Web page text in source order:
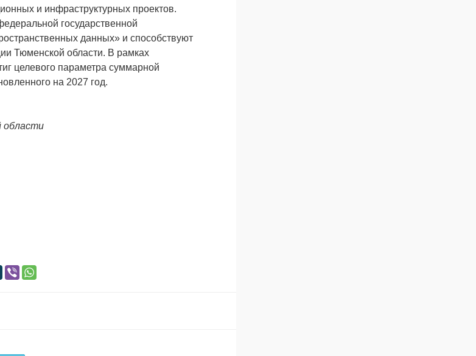
и инфраструктурных проектов.
государственной
данных» и способствуют
Тюменской области. В рамках
целевого параметра суммарной
на 2027 год.
области